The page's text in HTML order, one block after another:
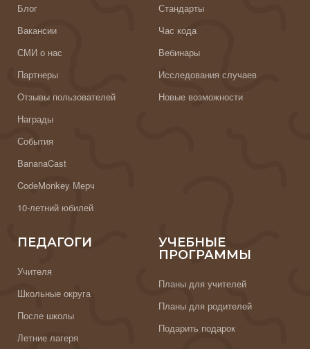
Блог
Вакансии
СМИ о нас
Партнеры
Отзывы пользователей
Награды
События
BananaCast
CodeMonkey Мерч
10-летний юбилей
Стандарты
Час кода
Вебинары
Исследования случаев
Новые возможности
ПЕДАГОГИ
Учителя
Школьные округа
После школы
Летние лагеря
УЧЕБНЫЕ
ПРОГРАММЫ
Планы для учителей
Планы для родителей
Подарить подарок